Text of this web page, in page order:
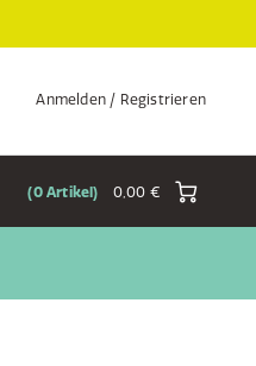
Anmelden / Registrieren
0,00 €
0Artikel